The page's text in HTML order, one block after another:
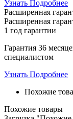
Узнать Подробнее
Расширенная
Расширенная
1 год гарантии
Гарантия 36
специалистом
Узнать Подробнее
Похожие
Похожие товары